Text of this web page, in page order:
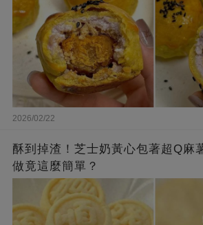
2026/02/22
酥到掉渣！芝士奶黃心包著超Q麻
做竟這麼簡單？